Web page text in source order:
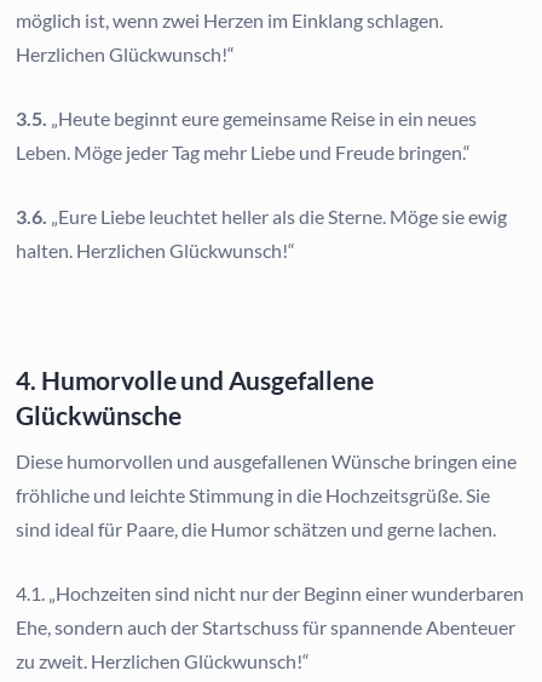
möglich ist, wenn zwei Herzen im Einklang schlagen.
Herzlichen Glückwunsch!“
3.5. „Heute beginnt eure gemeinsame Reise in ein neues
Leben. Möge jeder Tag mehr Liebe und Freude bringen.“
3.6. „Eure Liebe leuchtet heller als die Sterne. Möge sie ewig
halten. Herzlichen Glückwunsch!“
4. Humorvolle und Ausgefallene
Glückwünsche
Diese humorvollen und ausgefallenen Wünsche bringen eine
fröhliche und leichte Stimmung in die Hochzeitsgrüße. Sie
sind ideal für Paare, die Humor schätzen und gerne lachen.
4.1. „Hochzeiten sind nicht nur der Beginn einer wunderbaren
Ehe, sondern auch der Startschuss für spannende Abenteuer
zu zweit. Herzlichen Glückwunsch!“